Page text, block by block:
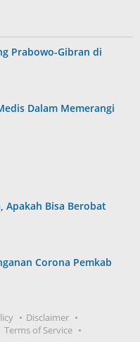
Prabowo-Gibran di
Dalam Memerangi
Apakah Bisa Berobat
Corona Pemkab
Disclaimer
Terms of Service